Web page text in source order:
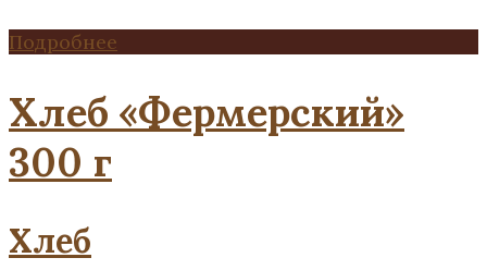
Подробнее
Хлеб «Фермерский»
300 г
Хлеб